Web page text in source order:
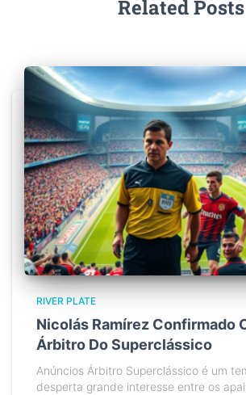
Related Posts
RIVER PLATE
Nicolás Ramírez Confirmado
Árbitro Do Superclássico
Anúncios Árbitro Superclássico é um
desperta grande interesse entre os